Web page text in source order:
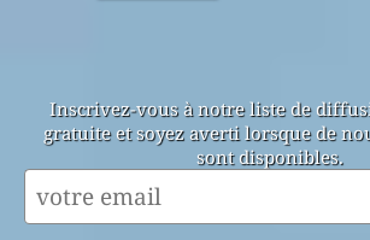
Inscrivez-vous à notre liste de
gratuite et soyez averti lorsque de
sont disponibles.